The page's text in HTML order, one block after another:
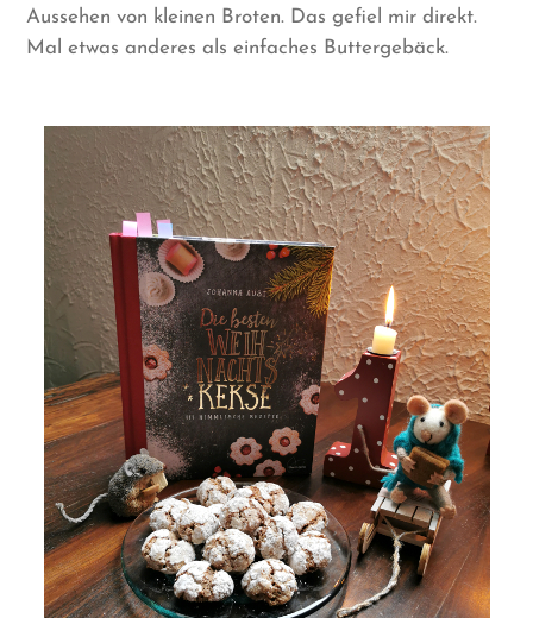
Aussehen von kleinen Broten. Das gefiel mir direkt.
Mal etwas anderes als einfaches Buttergebäck.